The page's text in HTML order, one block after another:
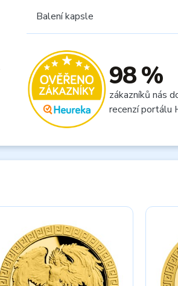
Balení kapsle
98 %
zákazníků nás
recenzí portálu